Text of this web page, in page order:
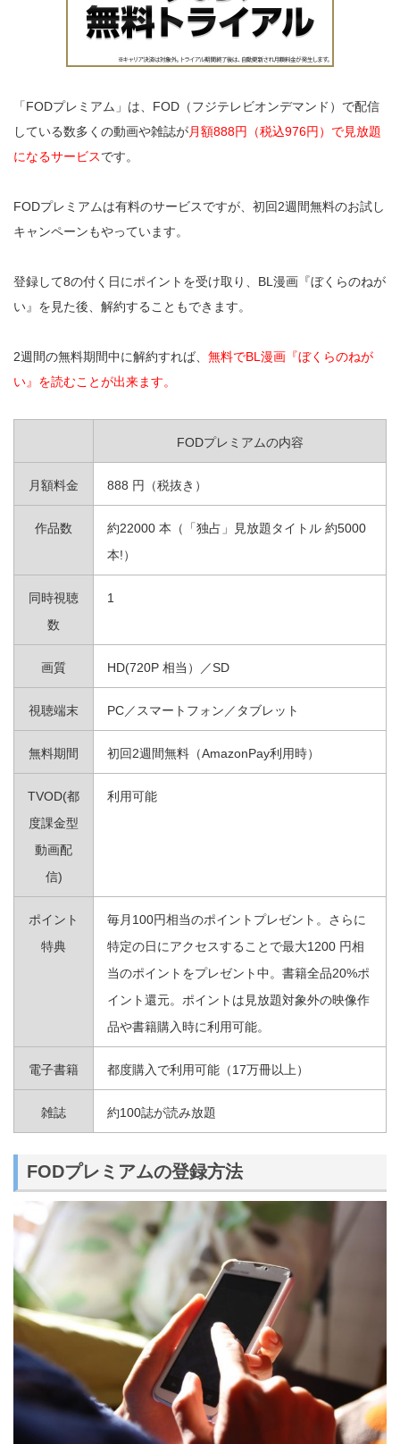
「FODプレミアム」は、FOD（フジテレビオンデマンド）で配信
している数多くの動画や雑誌が月額888円（税込976円）で見放題
になるサービスです。
FODプレミアムは有料のサービスですが、初回2週間無料のお試し
キャンペーンもやっています。
登録して8の付く日にポイントを受け取り、BL漫画『ぼくらのねが
い』を見た後、解約することもできます。
2週間の無料期間中に解約すれば、 無料でBL漫画『ぼくらのねが
い』を読むことが出来ます。
FODプレミアムの内容
月額料金 888 円（税抜き）
作品数
約22000 本（「独占」見放題タイトル 約5000
本!）
同時視聴
数
1
画質 HD(720P 相当）／SD
視聴端末 PC／スマートフォン／タブレット
無料期間 初回2週間無料（AmazonPay利用時）
TVOD(都
度課金型
動画配
信)
利用可能
ポイント
特典
毎月100円相当のポイントプレゼント。さらに
特定の日にアクセスすることで最大1200 円相
当のポイントをプレゼント中。書籍全品20%ポ
イント還元。ポイントは見放題対象外の映像作
品や書籍購入時に利用可能。
電子書籍 都度購入で利用可能（17万冊以上）
雑誌 約100誌が読み放題
FODプレミアムの登録方法